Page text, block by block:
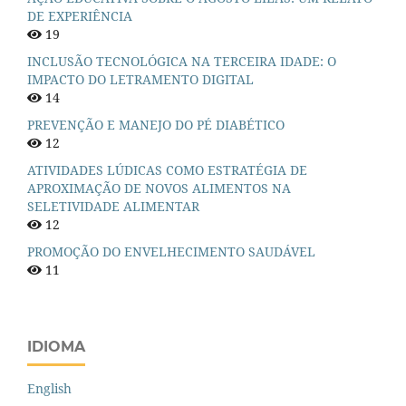
DE EXPERIÊNCIA
19
INCLUSÃO TECNOLÓGICA NA TERCEIRA IDADE: O
IMPACTO DO LETRAMENTO DIGITAL
14
PREVENÇÃO E MANEJO DO PÉ DIABÉTICO
12
ATIVIDADES LÚDICAS COMO ESTRATÉGIA DE
APROXIMAÇÃO DE NOVOS ALIMENTOS NA
SELETIVIDADE ALIMENTAR
12
PROMOÇÃO DO ENVELHECIMENTO SAUDÁVEL
11
IDIOMA
English